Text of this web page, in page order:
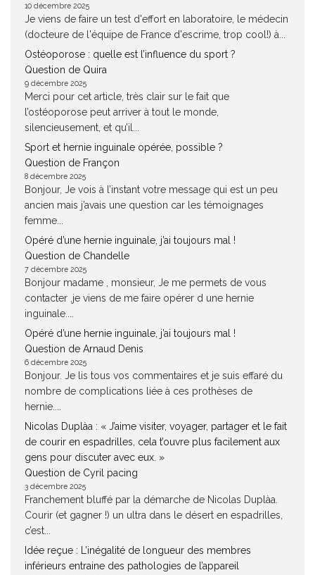
10 décembre 2025
Je viens de faire un test d'effort en laboratoire, le médecin
(docteure de l'équipe de France d'escrime, trop cool!) à...
Ostéoporose : quelle est l’influence du sport ?
Question de Quira
9 décembre 2025
Merci pour cet article, très clair sur le fait que
l’ostéoporose peut arriver à tout le monde,
silencieusement, et qu’il...
Sport et hernie inguinale opérée, possible ?
Question de Françon
8 décembre 2025
Bonjour, Je vois à l’instant votre message qui est un peu
ancien mais j’avais une question car les témoignages
femme...
Opéré d’une hernie inguinale, j’ai toujours mal !
Question de Chandelle
7 décembre 2025
Bonjour madame , monsieur, Je me permets de vous
contacter ,je viens de me faire opérer d une hernie
inguinale....
Opéré d’une hernie inguinale, j’ai toujours mal !
Question de Arnaud Denis
6 décembre 2025
Bonjour. Je lis tous vos commentaires et je suis effaré du
nombre de complications liée à ces prothèses de
hernie....
Nicolas Duplàa : « J’aime visiter, voyager, partager et le fait
de courir en espadrilles, cela t’ouvre plus facilement aux
gens pour discuter avec eux. »
Question de Cyril pacing
3 décembre 2025
Franchement bluffé par la démarche de Nicolas Duplàa.
Courir (et gagner !) un ultra dans le désert en espadrilles,
c’est...
Idée reçue : L’inégalité de longueur des membres
inférieurs entraine des pathologies de l’appareil